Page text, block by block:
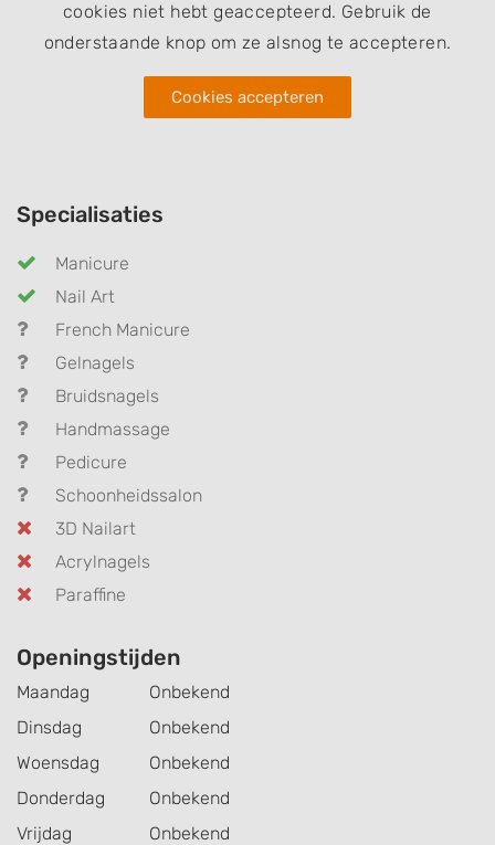
cookies niet hebt geaccepteerd. Gebruik de
onderstaande knop om ze alsnog te accepteren.
Cookies accepteren
Specialisaties
Manicure
Nail Art
French Manicure
Gelnagels
Bruidsnagels
Handmassage
Pedicure
Schoonheidssalon
3D Nailart
Acrylnagels
Paraffine
Openingstijden
Maandag
Onbekend
Dinsdag
Onbekend
Woensdag
Onbekend
Donderdag
Onbekend
Vrijdag
Onbekend